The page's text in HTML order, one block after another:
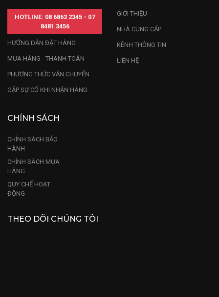
HOTLINE: 08 6863 2345 - 07
8481 3456
HƯỚNG DẪN ĐẶT HÀNG
MUA HÀNG - THANH TOÁN
PHƯƠNG THỨC VẬN CHUYỂN
GẶP SỰ CỐ KHI NHẬN HÀNG
GIỚI THIỆU
NHÀ CUNG CẤP
KÊNH THÔNG TIN
LIÊN HỆ
CHÍNH SÁCH
CHÍNH SÁCH BẢO
HÀNH
CHÍNH SÁCH MUA
HÀNG
QUY CHẾ HOẠT
ĐỘNG
THEO DÕI CHÚNG TÔI